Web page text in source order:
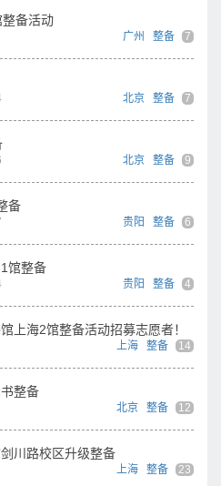
备活动
广州 整备 7
北京 整备 7
北京 整备 9
备
贵阳 整备 6
馆整备
贵阳 整备 4
上海2馆整备活动招募志愿者！
上海 整备 14
整备
北京 整备 12
川路校区升级整备
上海 整备 23